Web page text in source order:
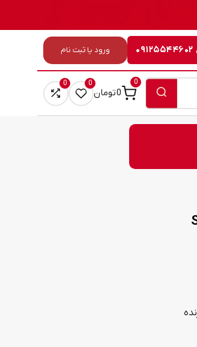
۰۹۱۲۵۵۴۴۶۰۲ ورود یا ثبت نام
0
0تومان
0
0